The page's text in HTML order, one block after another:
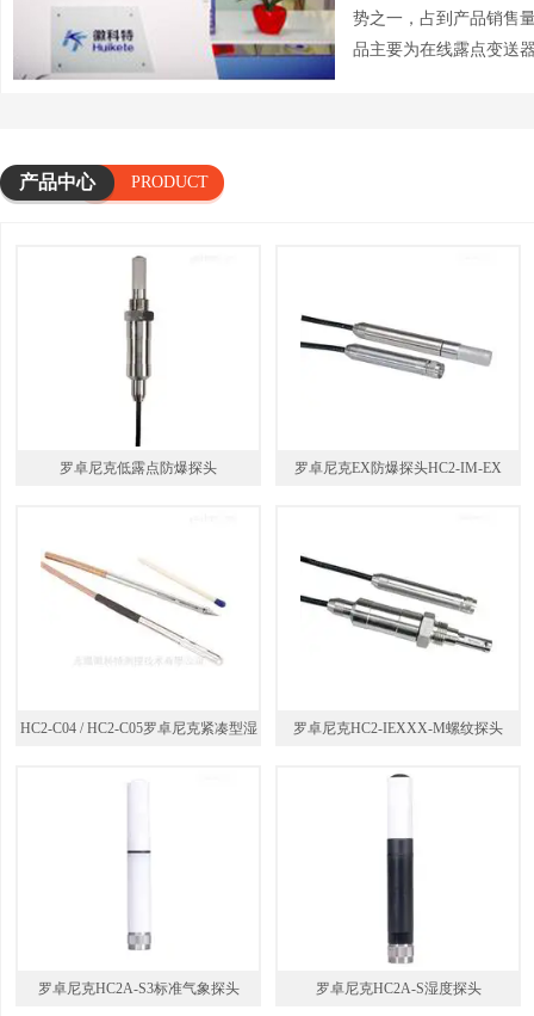
势之一，占到产品销售
品主要为在线露点变送
瑞士
产品中心 PRODUCT
罗卓尼克低露点防爆探头 罗卓尼克EX防爆探头HC2-IM-EX
HC2-C04 / HC2-C05罗卓尼克紧凑型湿 罗卓尼克HC2-IEXXX-M螺纹探头
罗卓尼克HC2A-S3标准气象探头 罗卓尼克HC2A-S湿度探头